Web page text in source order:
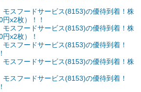
モスフードサービス(8153)の優待到着！株
x2枚）！！
モスフードサービス(8153)の優待到着！株
x2枚）！
モスフードサービス(8153)の優待到着！
モスフードサービス(8153)の優待到着！株
モスフードサービス(8153)の優待到着！